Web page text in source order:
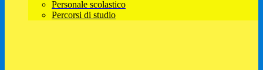
Personale scolastico
Percorsi di studio